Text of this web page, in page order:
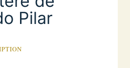
Pilar